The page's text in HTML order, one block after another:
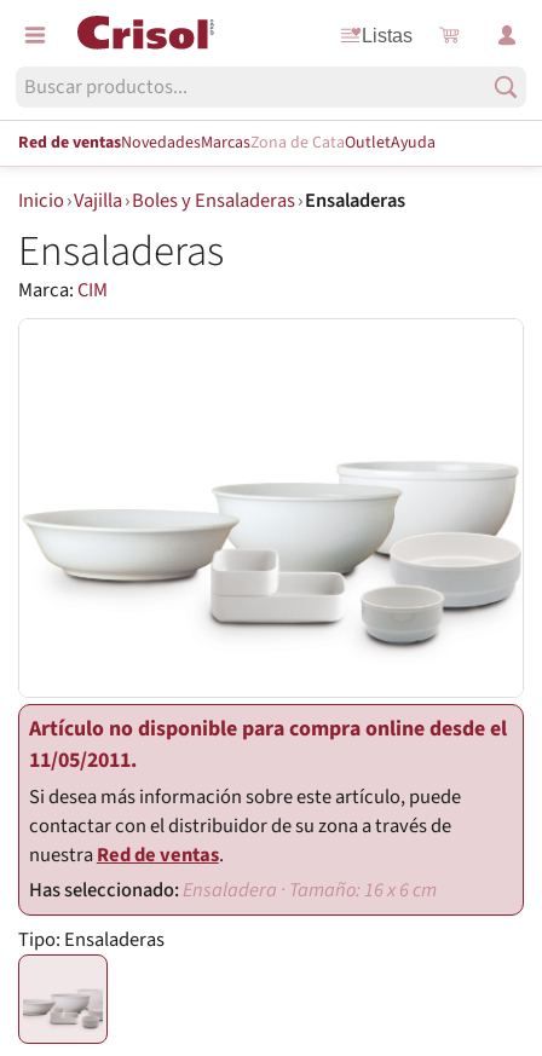
Listas
Red de ventasNovedadesMarcasZona de CataOutletAyuda
Inicio›Vajilla›Boles y Ensaladeras›Ensaladeras
Ensaladeras
Marca:CIM
Artículo no disponible para compra online desde el
11/05/2011.
Si desea más información sobre este artículo, puede
contactar con el distribuidor de su zona a través de
nuestraRed de ventas.
Ensaladera · Tamaño: 16 x 6 cm
Tipo: Ensaladeras